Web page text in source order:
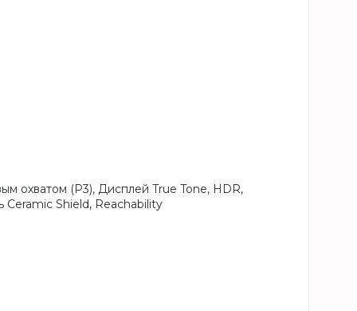
охватом (P3), Дисплей True Tone, HDR,
Shield, Reachability